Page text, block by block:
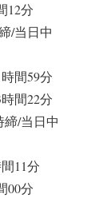
12分
/当日中
間59分
間22分
締/当日中
11分
00分